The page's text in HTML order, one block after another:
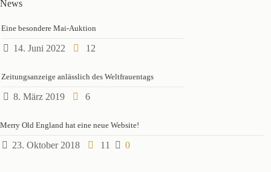
News
Eine besondere Mai-Auktion
14. Juni 2022 12
Zeitungsanzeige anlässlich des Weltfrauentags
8. März 2019 6
Merry Old England hat eine neue Website!
23. Oktober 2018 0
11